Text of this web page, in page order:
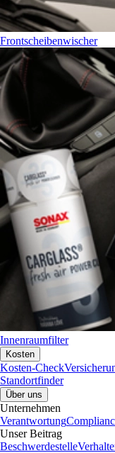
Frontscheibenwischer
Innenraumfilter
Kosten
Kosten-Check
Standortfinder
Über uns
Unternehmen
Verantwortung
Unser Beitrag
Beschwerdestelle